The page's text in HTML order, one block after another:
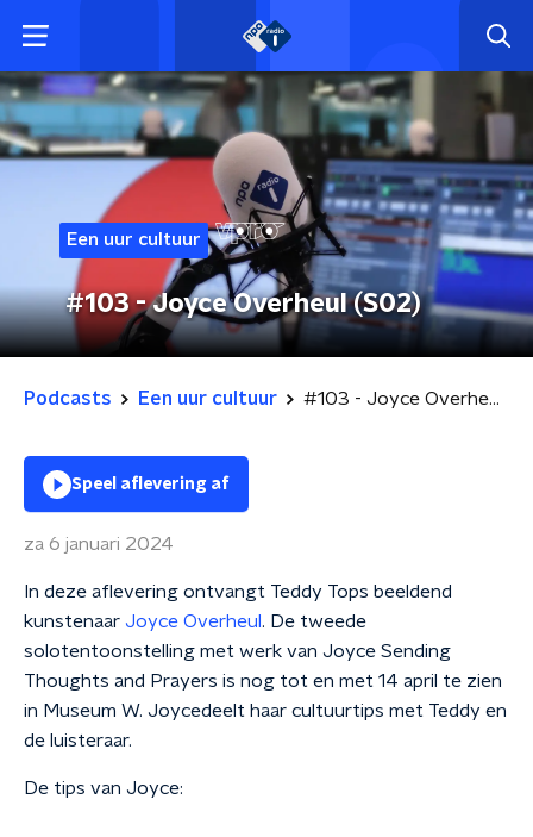
Een uur cultuur
#103 - Joyce Overheul (S02)
Podcasts Een uur cultuur #103 - Joyce Overheul (S02)
Speel aflevering af
za 6 januari 2024
In deze aflevering ontvangt Teddy Tops beeldend
kunstenaar Joyce Overheul . De tweede
solotentoonstelling met werk van Joyce Sending
Thoughts and Prayers is nog tot en met 14 april te zien
in Museum W. Joycedeelt haar cultuurtips met Teddy en
de luisteraar.
De tips van Joyce: